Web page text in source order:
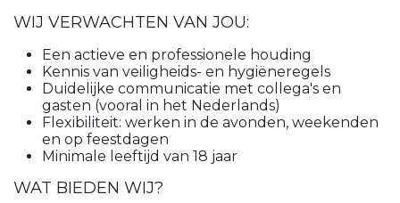
WIJ VERWACHTEN VAN JOU:
Een actieve en professionele houding
Kennis van veiligheids- en hygiëneregels
Duidelijke communicatie met collega's en
gasten (vooral in het Nederlands)
Flexibiliteit: werken in de avonden, weekenden
en op feestdagen
Minimale leeftijd van 18 jaar
WAT BIEDEN WIJ?